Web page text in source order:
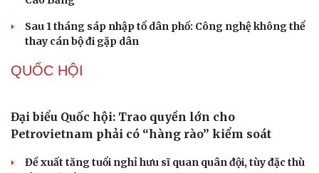
Du lịch
Tư vấn
Podcast
Câu chuyện thời sự
đáo hạn ngân hàng"
Tạm giam cha dượng hành hạ, bắt bé gái 11 tuổi quỳ đến
1 giờ sáng
Bị bắt sau khi qua Campuchia mua súng quân dụng để
Bắt giam nữ TikToker Phượng Nguyễn
TỔ CHỨC NHÂN SỰ